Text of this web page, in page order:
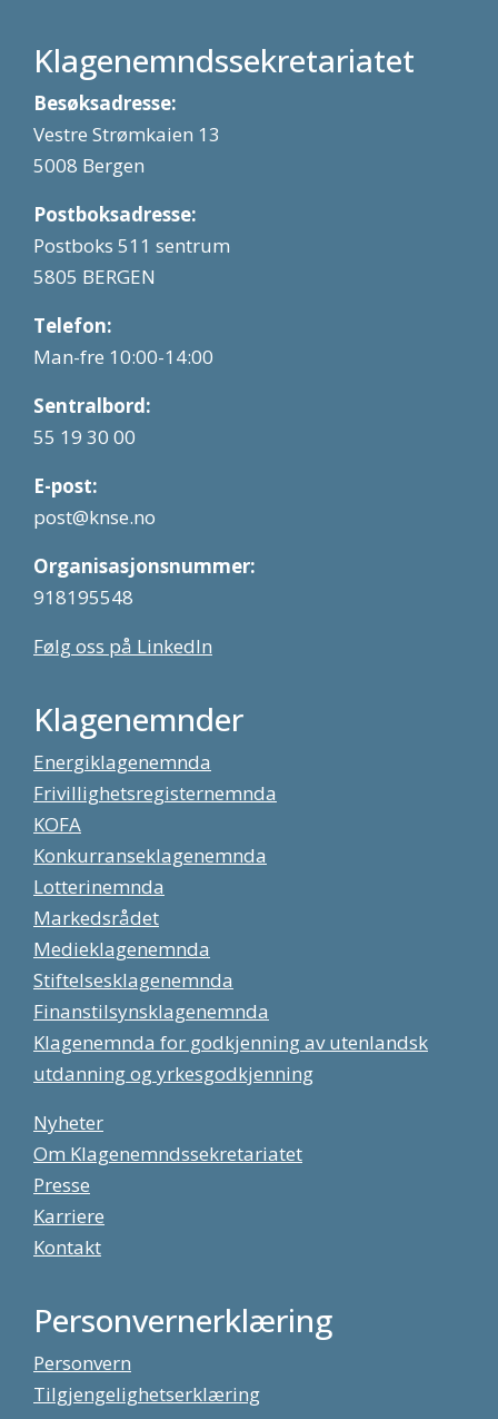
Klagenemndssekretariatet
Besøksadresse:
Vestre Strømkaien 13
5008 Bergen
Postboksadresse:
Postboks 511 sentrum
5805 BERGEN
Telefon:
Man-fre 10:00-14:00
Sentralbord:
55 19 30 00
E-post:
post@knse.no
Organisasjonsnummer:
918195548
Følg oss på LinkedIn
Klagenemnder
Energiklagenemnda
Frivillighetsregisternemnda
KOFA
Konkurranseklagenemnda
Lotterinemnda
Markedsrådet
Medieklagenemnda
Stiftelsesklagenemnda
Finanstilsynsklagenemnda
Klagenemnda for godkjenning av utenlandsk
utdanning og yrkesgodkjenning
Nyheter
Om Klagenemndssekretariatet
Presse
Karriere
Kontakt
Personvernerklæring
Personvern
Tilgjengelighetserklæring